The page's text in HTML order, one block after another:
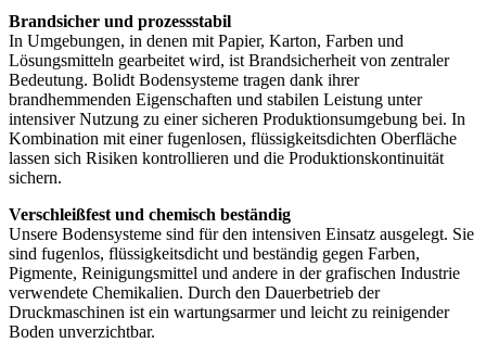
Brandsicher und prozessstabil
In Umgebungen, in denen mit Papier, Karton, Farben und
Lösungsmitteln gearbeitet wird, ist Brandsicherheit von zentraler
Bedeutung. Bolidt Bodensysteme tragen dank ihrer
brandhemmenden Eigenschaften und stabilen Leistung unter
intensiver Nutzung zu einer sicheren Produktionsumgebung bei. In
Kombination mit einer fugenlosen, flüssigkeitsdichten Oberfläche
lassen sich Risiken kontrollieren und die Produktionskontinuität
sichern.
Verschleißfest und chemisch beständig
Unsere Bodensysteme sind für den intensiven Einsatz ausgelegt. Sie
sind fugenlos, flüssigkeitsdicht und beständig gegen Farben,
Pigmente, Reinigungsmittel und andere in der grafischen Industrie
verwendete Chemikalien. Durch den Dauerbetrieb der
Druckmaschinen ist ein wartungsarmer und leicht zu reinigender
Boden unverzichtbar.